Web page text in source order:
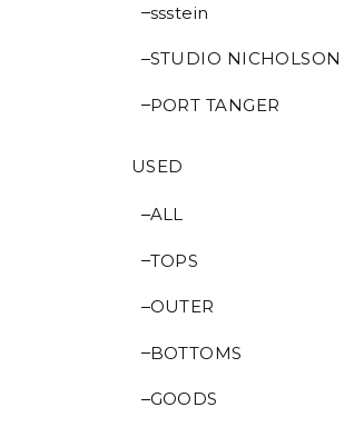
ssstein
STUDIO NICHOLSON
PORT TANGER
USED
ALL
TOPS
OUTER
BOTTOMS
GOODS